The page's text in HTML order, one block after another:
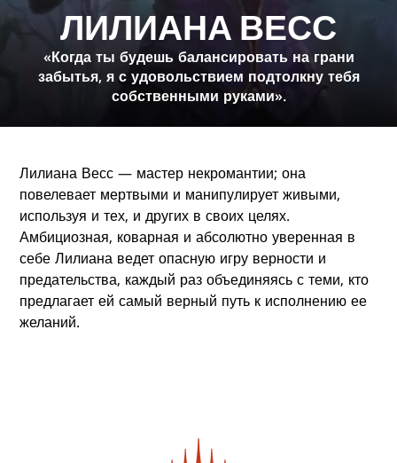
ЛИЛИАНА ВЕСС
«Когда ты будешь балансировать на грани
забытья, я с удовольствием подтолкну тебя
собственными руками».
Лилиана Весс — мастер некромантии; она
повелевает мертвыми и манипулирует живыми,
используя и тех, и других в своих целях.
Амбициозная, коварная и абсолютно уверенная в
себе Лилиана ведет опасную игру верности и
предательства, каждый раз объединяясь с теми, кто
предлагает ей самый верный путь к исполнению ее
желаний.